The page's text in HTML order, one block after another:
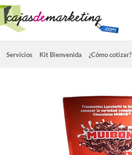
Servicios Kit Bienvenida ¿Cómo cotizar?